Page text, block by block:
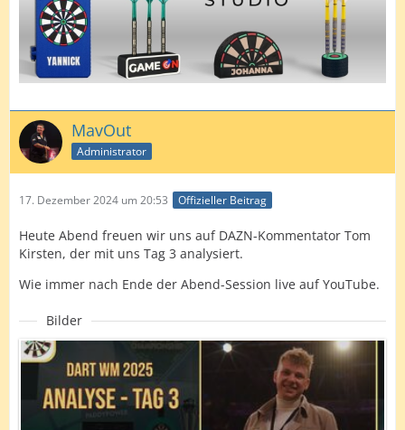
MavOut
Administrator
17. Dezember 2024 um 20:53 Offizieller Beitrag
Heute Abend freuen wir uns auf DAZN-Kommentator Tom
Kirsten, der mit uns Tag 3 analysiert.
Wie immer nach Ende der Abend-Session live auf YouTube.
Bilder